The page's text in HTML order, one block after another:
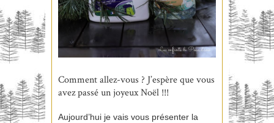
Comment allez-vous ? J’espère que vous
avez passé un joyeux Noël !!!
Aujourd’hui je vais vous présenter la